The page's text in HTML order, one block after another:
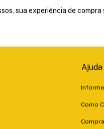
sua experiência de
Como